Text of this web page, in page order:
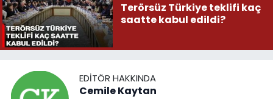
Terörsüz Türkiye teklifi kaç
saatte kabul edildi?
EDITÖR HAKKINDA
Cemile Kaytan